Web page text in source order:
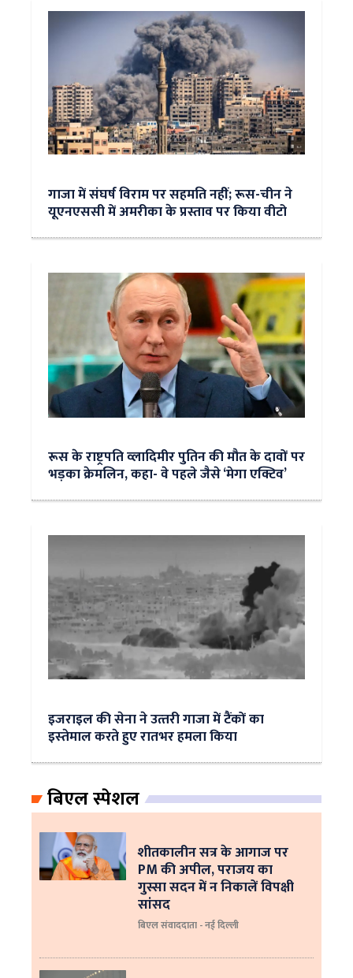
गाजा में संघर्ष विराम पर सहमति नहीं; रूस-चीन ने
यूएनएससी में अमरीका के प्रस्ताव पर किया वीटो
रूस के राष्ट्रपति व्लादिमीर पुतिन की मौत के दावों पर
भड़का क्रेमलिन, कहा- वे पहले जैसे ‘मेगा एक्टिव’
इजराइल की सेना ने उत्‍तरी गाजा में टैंकों का
इस्‍तेमाल करते हुए रातभर हमला किया
बिएल स्पेशल
शीतकालीन सत्र के आगाज पर
PM की अपील, पराजय का
गुस्सा सदन में न निकालें विपक्षी
सांसद
बिएल संवाददाता - नई दिल्ली